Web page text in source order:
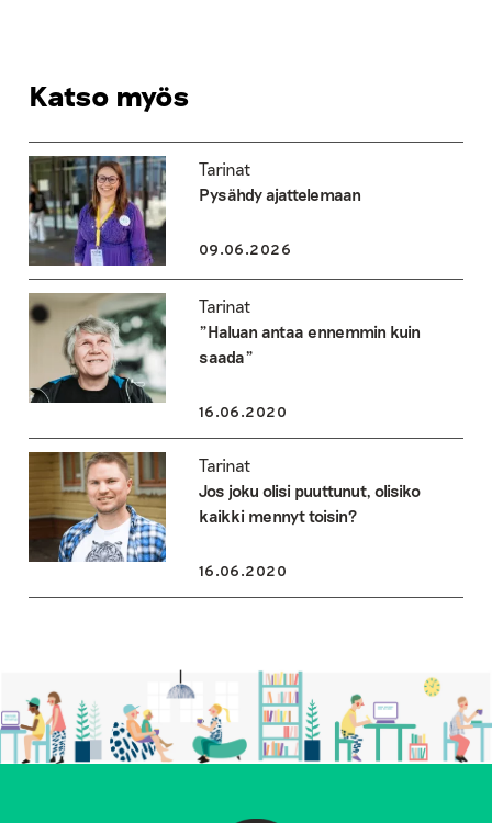
Katso myös
Tarinat
Pysähdy ajattelemaan
09.06.2026
Tarinat
”Haluan antaa ennemmin kuin
saada”
16.06.2020
Tarinat
Jos joku olisi puuttunut, olisiko
kaikki mennyt toisin?
16.06.2020